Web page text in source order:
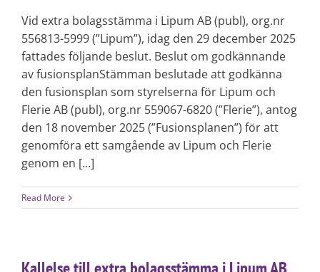
Vid extra bolagsstämma i Lipum AB (publ), org.nr
556813-5999 (”Lipum”), idag den 29 december 2025
fattades följande beslut. Beslut om godkännande
av fusionsplanStämman beslutade att godkänna
den fusionsplan som styrelserna för Lipum och
Flerie AB (publ), org.nr 559067-6820 (”Flerie”), antog
den 18 november 2025 (”Fusionsplanen”) för att
genomföra ett samgående av Lipum och Flerie
genom en [...]
Read More